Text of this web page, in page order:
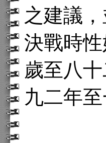
之建議
決戰時
歲至八
九二年